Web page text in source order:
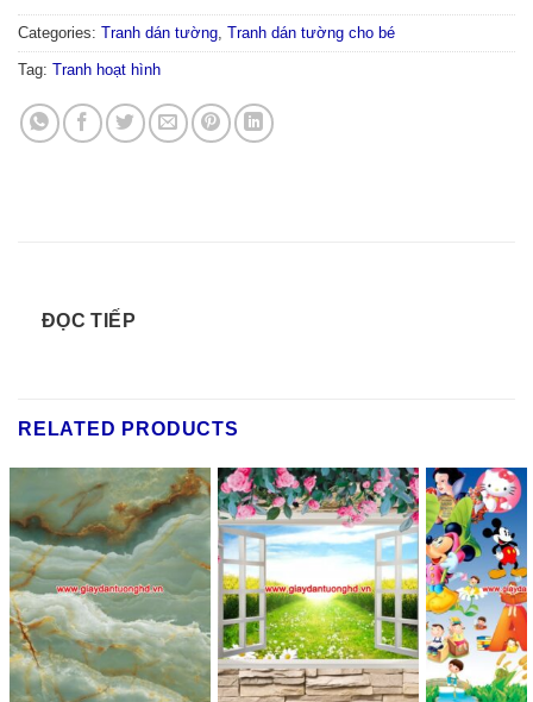
Categories: Tranh dán tường, Tranh dán tường cho bé
Tag: Tranh hoạt hình
ĐỌC TIẾP
RELATED PRODUCTS